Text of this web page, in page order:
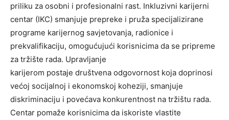
priliku za osobni i profesionalni rast. Inkluzivni karijerni
centar (IKC) smanjuje prepreke i pruža specijalizirane
programe karijernog savjetovanja, radionice i
prekvalifikaciju, omogućujući korisnicima da se pripreme
za tržište rada. Upravljanje
karijerom postaje društvena odgovornost koja doprinosi
većoj socijalnoj i ekonomskoj koheziji, smanjuje
diskriminaciju i povećava konkurentnost na tržištu rada.
Centar pomaže korisnicima da iskoriste vlastite